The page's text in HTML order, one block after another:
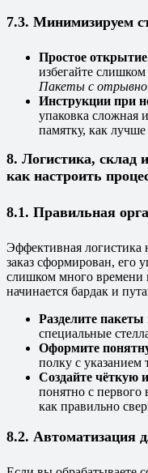
7.3. Минимизируем
Простое
избегайте
Пакеты с
Инструкции при
упаковка сложная
памятку, как лучше
8. Логистика, склад
как настроить
8.1. Правильная
Эффективная логистика
заказ сформирован, его
слишком много времени
начинается бардак и
Разделите пакеты
специальные
Оформите
полку с указанием
Создайте чёткую
понятно с первого
как правильно
8.2. Автоматизация